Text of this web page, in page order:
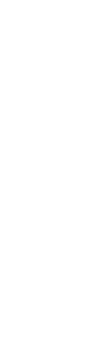
"Si te